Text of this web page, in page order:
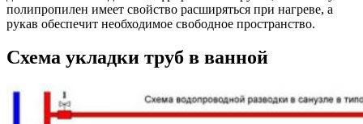
полипропилен имеет свойство расширяться при нагреве, а
рукав обеспечит необходимое свободное пространство.
Схема укладки труб в ванной